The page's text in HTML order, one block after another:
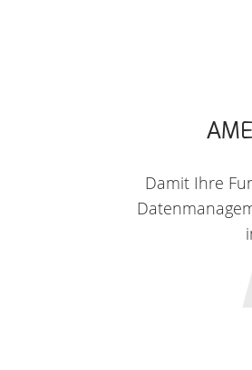
Damit Ihre